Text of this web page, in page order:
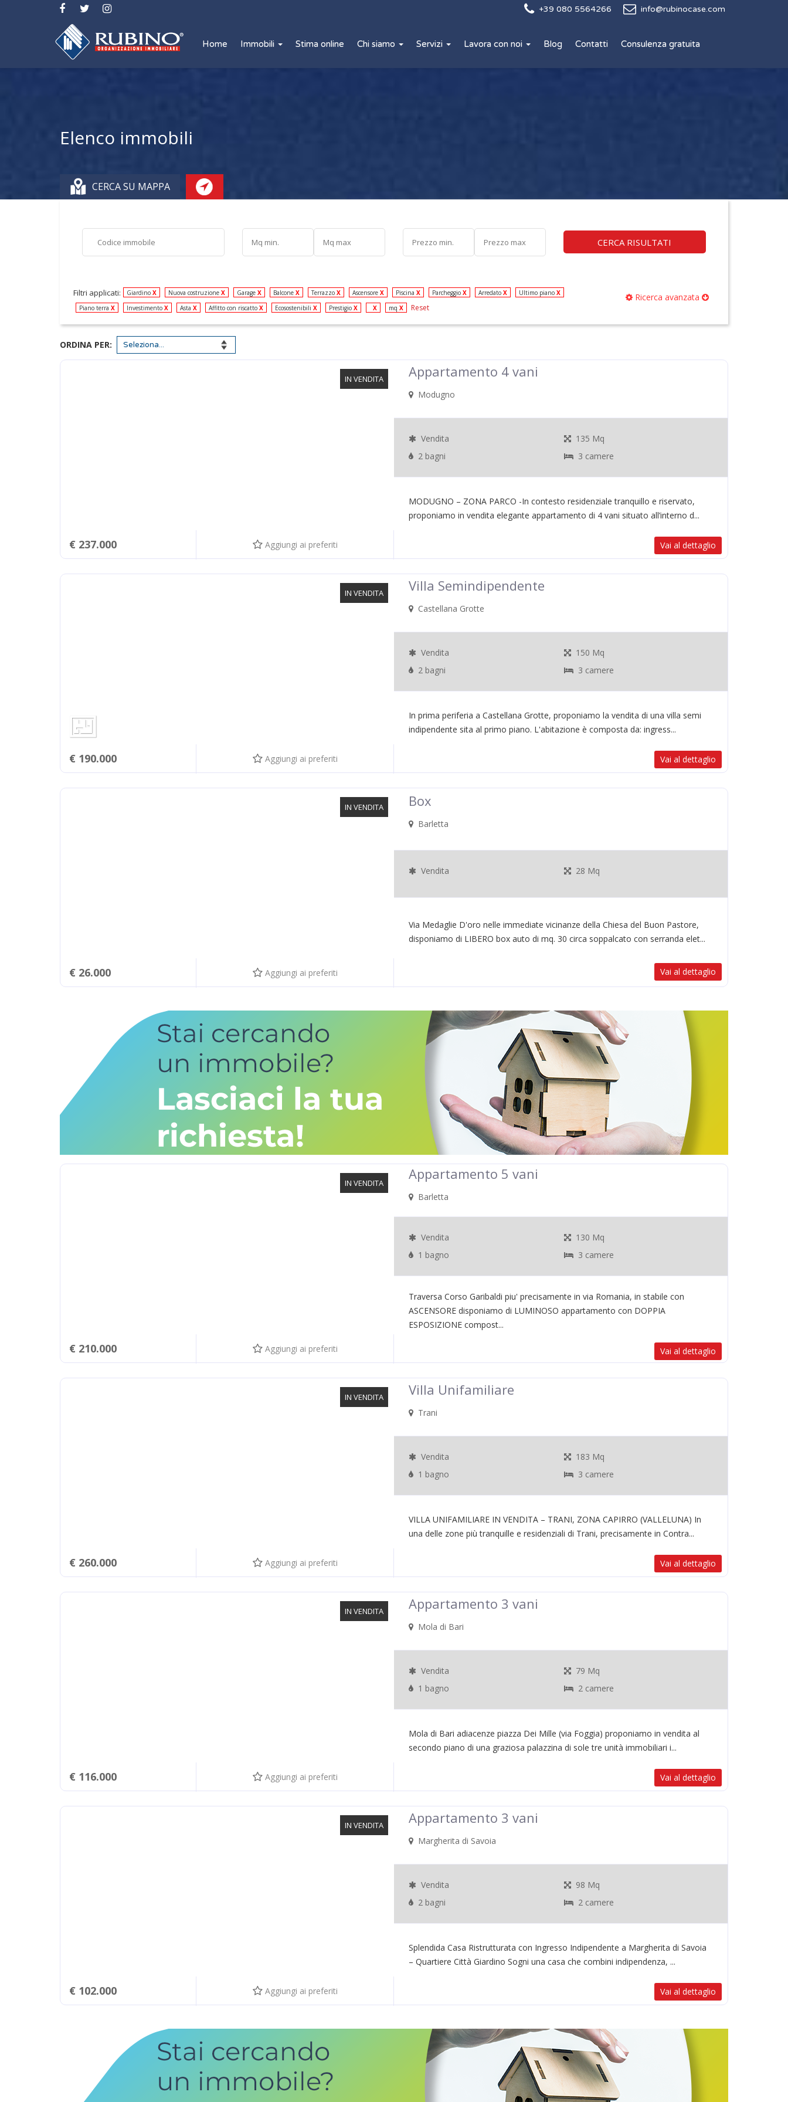
+39 080 5564266 info@rubinocase.com
Home Immobili Stima online Chi siamo Servizi Lavora con noi Blog Contatti Consulenza gratuita
Elenco immobili
CERCA SU MAPPA
CERCA RISULTATI
Filtri applicati: Giardino X Nuova costruzione X Garage X Balcone X Terrazzo X Ascensore X Piscina X Parcheggio X Arredato X Ultimo piano X
Piano terra X Investimento X Asta X Affitto con riscatto X Ecosostenibili X Prestigio X X mq X Reset
Ricerca avanzata
ORDINA PER:
IN VENDITA
€ 237.000 Aggiungi ai preferiti
Appartamento 4 vani
Modugno
Vendita
135 Mq
2 bagni
3 camere
MODUGNO – ZONA PARCO -In contesto residenziale tranquillo e riservato,
proponiamo in vendita elegante appartamento di 4 vani situato all’interno d...
Vai al dettaglio
IN VENDITA
€ 190.000 Aggiungi ai preferiti
Villa Semindipendente
Castellana Grotte
Vendita
150 Mq
2 bagni
3 camere
In prima periferia a Castellana Grotte, proponiamo la vendita di una villa semi
indipendente sita al primo piano. L'abitazione è composta da: ingress...
Vai al dettaglio
IN VENDITA
€ 26.000 Aggiungi ai preferiti
Box
Barletta
Vendita 28 Mq
Via Medaglie D'oro nelle immediate vicinanze della Chiesa del Buon Pastore,
disponiamo di LIBERO box auto di mq. 30 circa soppalcato con serranda elet...
Vai al dettaglio
IN VENDITA
€ 210.000 Aggiungi ai preferiti
Appartamento 5 vani
Barletta
Vendita
130 Mq
1 bagno
3 camere
Traversa Corso Garibaldi piu' precisamente in via Romania, in stabile con
ASCENSORE disponiamo di LUMINOSO appartamento con DOPPIA
ESPOSIZIONE compost...
Vai al dettaglio
IN VENDITA
€ 260.000 Aggiungi ai preferiti
Villa Unifamiliare
Trani
Vendita
183 Mq
1 bagno
3 camere
VILLA UNIFAMILIARE IN VENDITA – TRANI, ZONA CAPIRRO (VALLELUNA) In
una delle zone più tranquille e residenziali di Trani, precisamente in Contra...
Vai al dettaglio
IN VENDITA
€ 116.000 Aggiungi ai preferiti
Appartamento 3 vani
Mola di Bari
Vendita
79 Mq
1 bagno
2 camere
Mola di Bari adiacenze piazza Dei Mille (via Foggia) proponiamo in vendita al
secondo piano di una graziosa palazzina di sole tre unità immobiliari i...
Vai al dettaglio
IN VENDITA
€ 102.000 Aggiungi ai preferiti
Appartamento 3 vani
Margherita di Savoia
Vendita
98 Mq
2 bagni
2 camere
Splendida Casa Ristrutturata con Ingresso Indipendente a Margherita di Savoia
– Quartiere Città Giardino Sogni una casa che combini indipendenza, ...
Vai al dettaglio